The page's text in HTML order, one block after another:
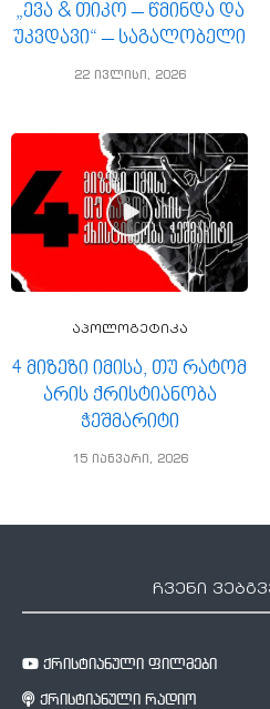
„ევა & თიკო – წმინდა და
უკვდავი“ – საგალობელი
22 ივლისი, 2026
აპოლოგეტიკა
4 მიზეზი იმისა, თუ რატომ
არის ქრისტიანობა
ჭეშმარიტი
15 იანვარი, 2026
ჩვენი
ქრისტიანული ფილმები
ქრისტიანული რადიო